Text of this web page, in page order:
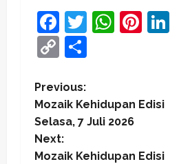
Facebook
Twitter
Copy
P
o
s
Previous:
Mozaik Kehidupan Edisi
Selasa, 7 Juli 2026
Next:
Mozaik Kehidupan Edisi